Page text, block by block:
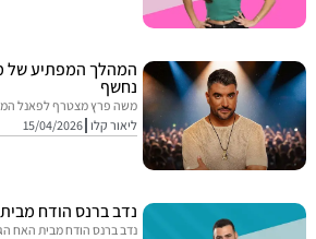
נחשף
משה פרץ מצטרף לפאנל המומחים
ליאור קלו 15/04/2026
נדב ברנס הודח מבית האח
נדב ברנס הודח מבית האח הגדול